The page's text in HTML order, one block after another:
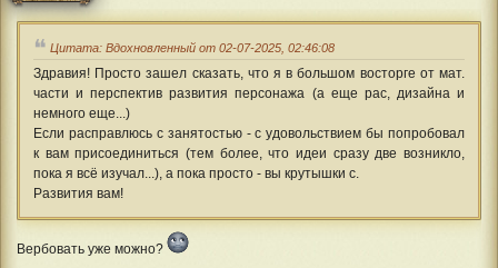
Цитата: Вдохновленный от 02-07-2025, 02:46:08
Здравия! Просто зашел сказать, что я в большом восторге от мат.
части и перспектив развития персонажа (а еще рас, дизайна и
немного еще...)
Если расправлюсь с занятостью - с удовольствием бы попробовал
к вам присоединиться (тем более, что идеи сразу две возникло,
пока я всё изучал...), а пока просто - вы крутышки с.
Развития вам!
Вербовать уже можно?